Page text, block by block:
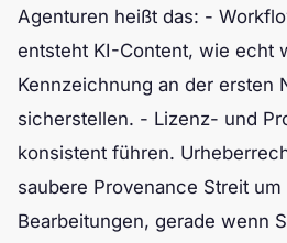
Agenturen heißt das: -
entsteht KI-Content, wie echt
Kennzeichnung an der ersten
sicherstellen. - Lizenz- und
konsistent führen.
saubere Provenance Streit
Bearbeitungen, gerade wenn